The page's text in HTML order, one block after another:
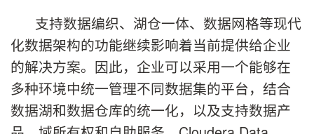
支持数据编织、湖仓一体、数据网格等现代
化数据架构的功能继续影响着当前提供给企业
的解决方案。因此，企业可以采用一个能够在
多种环境中统一管理不同数据集的平台，结合
数据湖和数据仓库的统一化，以及支持数据产